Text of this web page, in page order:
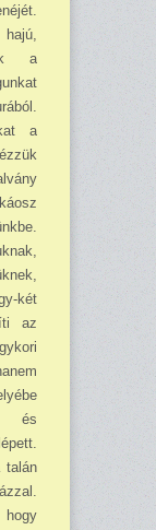
a
a
két
az
és
talán
hogy